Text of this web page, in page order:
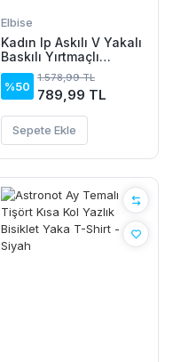
Elbise
Kadın Ip Askılı V Yakalı
Baskılı Yırtmaçlı
Süprem Uzun Elbise
%50
1.578,99 TL
789,99 TL
Sepete Ekle